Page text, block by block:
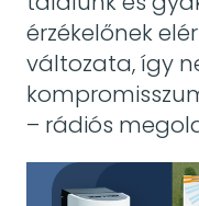
érzékelőnek
változata, így
– rádiós